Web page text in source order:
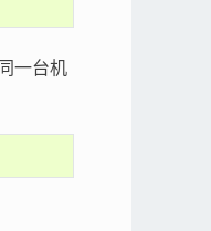
一台机